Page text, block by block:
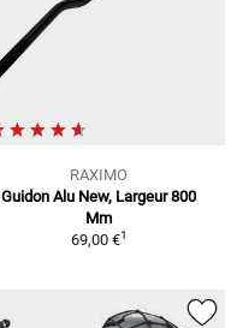
RAXIMO
Guidon Alu New, Largeur 800
Mm
69,00 €1